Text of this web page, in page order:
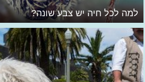
למה לכל חיה יש צבע שונה?